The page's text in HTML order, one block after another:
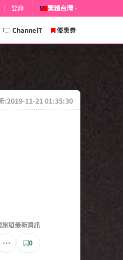
ChannelT 優惠券
登錄 繁體台灣
:2019-11-21 01:35:30
遊最新資訊
0